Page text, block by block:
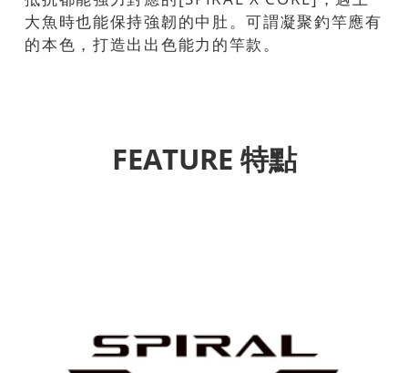
大魚時也能保持強韌的中肚。可謂凝聚釣竿應有
的本色，打造出出色能力的竿款。
FEATURE 特點